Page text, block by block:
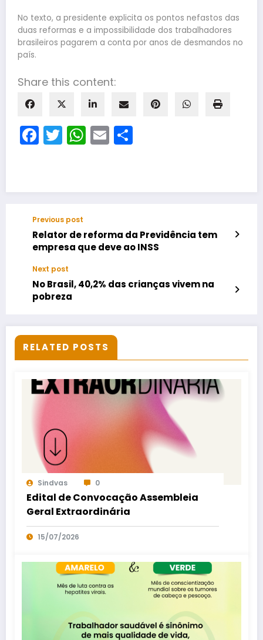
No texto, a presidente explicita os pontos nefastos das
duas reformas e a impossibilidade dos trabalhadores
brasileiros pagarem a conta por anos de desmandos no
país.
Share this content:
Facebook
Twitter
WhatsApp
Email
Previous post
Relator de reforma da Previdência tem
empresa que deve ao INSS
Next post
No Brasil, 40,2% das crianças vivem na
pobreza
RELATED POSTS
Sindvas 0
Edital de Convocação Assembleia
Geral Extraordinária
15/07/2026